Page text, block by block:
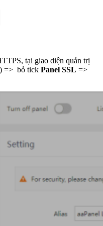
tại giao diện quản trị
=> bỏ tick Panel SSL =>